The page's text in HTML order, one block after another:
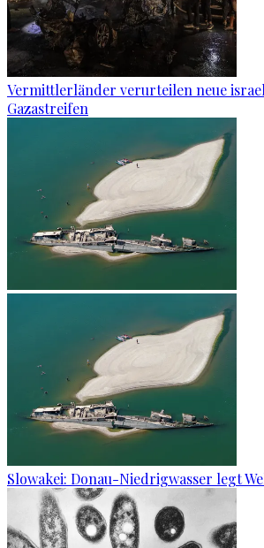
Vermittlerländer verurteilen neue
Gazastreifen
Slowakei: Donau-Niedrigwasser legt